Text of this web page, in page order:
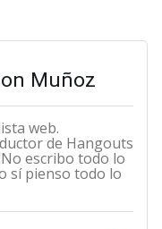
Muñoz
web.
de Hangouts
escribo todo lo
sí pienso todo lo